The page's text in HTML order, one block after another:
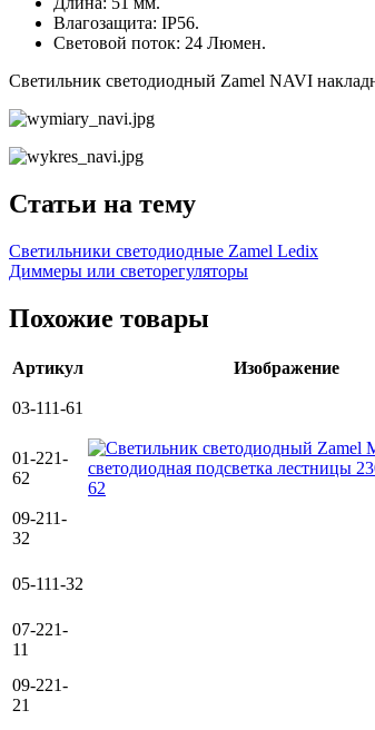
Влагозащита: IP56.
Световой поток: 24 Люмен.
Светильник светодиодный Zamel NAVI
Статьи на тему
Светильники светодиодные Zamel Ledix
Диммеры или светорегуляторы
Похожие товары
Артикул Изображение
03-111-61
01-221-
62
09-211-
32
05-111-32
07-221-
11
09-221-
21